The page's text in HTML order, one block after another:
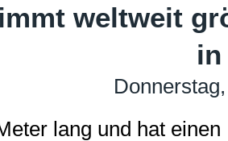
weltweit
in
lang und hat